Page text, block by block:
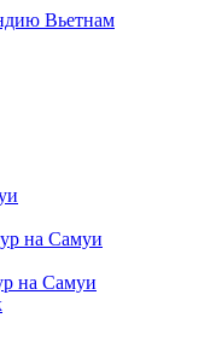
Вьетнам
на Самуи
на Самуи